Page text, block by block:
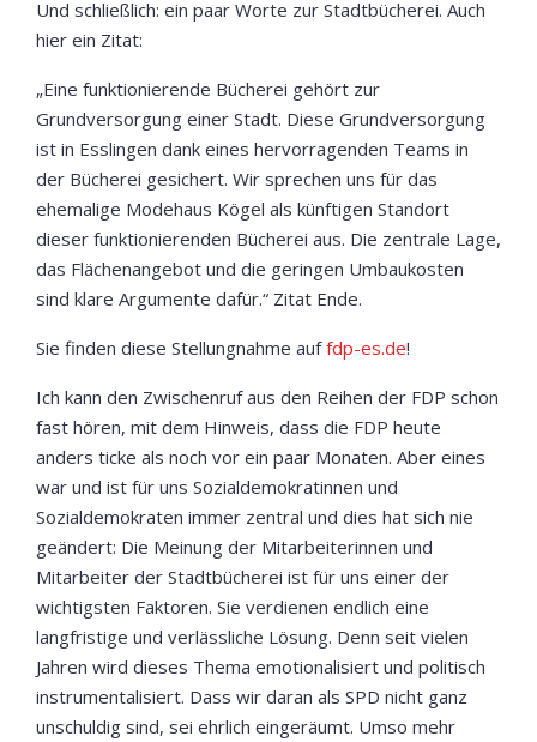
Und schließlich: ein paar Worte zur Stadtbücherei. Auch
hier ein Zitat:
„Eine funktionierende Bücherei gehört zur
Grundversorgung einer Stadt. Diese Grundversorgung
ist in Esslingen dank eines hervorragenden Teams in
der Bücherei gesichert. Wir sprechen uns für das
ehemalige Modehaus Kögel als künftigen Standort
dieser funktionierenden Bücherei aus. Die zentrale Lage,
das Flächenangebot und die geringen Umbaukosten
sind klare Argumente dafür.“ Zitat Ende.
Sie finden diese Stellungnahme auffdp-es.de!
Ich kann den Zwischenruf aus den Reihen der FDP schon
fast hören, mit dem Hinweis, dass die FDP heute
anders ticke als noch vor ein paar Monaten. Aber eines
war und ist für uns Sozialdemokratinnen und
Sozialdemokraten immer zentral und dies hat sich nie
geändert: Die Meinung der Mitarbeiterinnen und
Mitarbeiter der Stadtbücherei ist für uns einer der
wichtigsten Faktoren. Sie verdienen endlich eine
langfristige und verlässliche Lösung. Denn seit vielen
Jahren wird dieses Thema emotionalisiert und politisch
instrumentalisiert. Dass wir daran als SPD nicht ganz
unschuldig sind, sei ehrlich eingeräumt. Umso mehr